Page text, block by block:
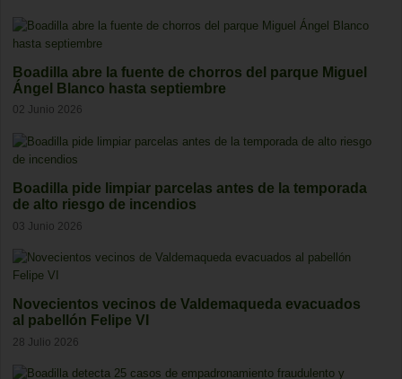
Boadilla abre la fuente de chorros del parque Miguel
Ángel Blanco hasta septiembre
02 Junio 2026
Boadilla pide limpiar parcelas antes de la temporada
de alto riesgo de incendios
03 Junio 2026
Novecientos vecinos de Valdemaqueda evacuados
al pabellón Felipe VI
28 Julio 2026